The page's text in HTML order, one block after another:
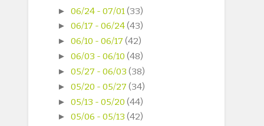
► 06/24 - 07/01(33)
► 06/17 - 06/24(43)
► 06/10 - 06/17 (42)
► 06/03 - 06/10 (48)
► 05/27 - 06/03 (38)
► 05/20 - 05/27 (34)
► 05/13 - 05/20 (44)
► 05/06 - 05/13 (42)